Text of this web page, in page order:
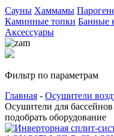
Сауны Хаммамы
Каминные топки Банные
Аксессуары
Фильтр по параметрам
Главная - Осушители
Осушители для бассейнов
подобрать оборудование